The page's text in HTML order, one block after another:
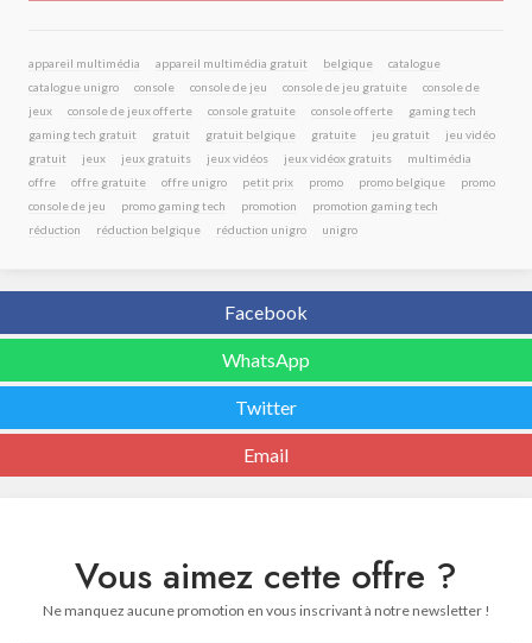
appareil multimédia appareil multimédia gratuit belgique
catalogue
catalogue unigro
console console de jeu console de jeu gratuite
console de
jeux
console de jeux offerte console gratuite console offerte
gaming tech
gaming tech gratuit
gratuit gratuit belgique gratuite jeu gratuit
jeu vidéo
gratuit
jeux jeux gratuits jeux vidéos jeux vidéox gratuits
multimédia
offre
offre gratuite offre unigro petit prix promo promo belgique
promo
console de jeu
promo gaming tech promotion
promotion gaming tech
réduction
réduction belgique réduction unigro unigro
Facebook
WhatsApp
Twitter
Email
Vous aimez cette offre ?
Ne manquez aucune promotion en vous inscrivant à notre newsletter !